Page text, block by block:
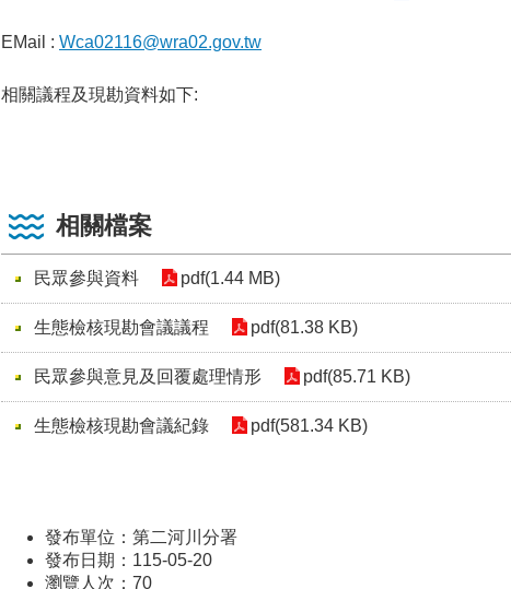
EMail : Wca02116@wra02.gov.tw
相關議程及現勘資料如下:
相關檔案
民眾參與資料 pdf(1.44 MB)
生態檢核現勘會議議程 pdf(81.38 KB)
民眾參與意見及回覆處理情形 pdf(85.71 KB)
生態檢核現勘會議紀錄 pdf(581.34 KB)
發布單位：第二河川分署
發布日期：115-05-20
瀏覽人次： 70